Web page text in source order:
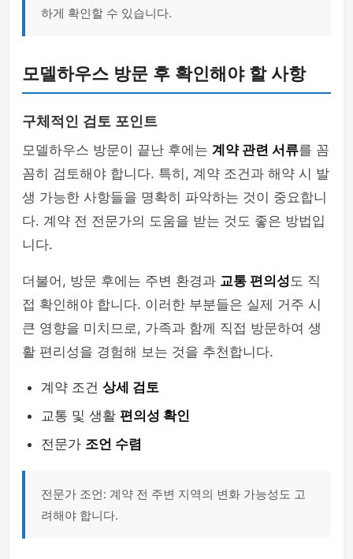
하게 확인할 수 있습니다.
모델하우스 방문 후 확인해야 할 사항
구체적인 검토 포인트
모델하우스 방문이 끝난 후에는 계약 관련 서류를 꼼
꼼히 검토해야 합니다. 특히, 계약 조건과 해약 시 발
생 가능한 사항들을 명확히 파악하는 것이 중요합니
다. 계약 전 전문가의 도움을 받는 것도 좋은 방법입
니다.
더불어, 방문 후에는 주변 환경과 교통 편의성도 직
접 확인해야 합니다. 이러한 부분들은 실제 거주 시
큰 영향을 미치므로, 가족과 함께 직접 방문하여 생
활 편리성을 경험해 보는 것을 추천합니다.
계약 조건 상세 검토
교통 및 생활 편의성 확인
전문가 조언 수렴
전문가 조언: 계약 전 주변 지역의 변화 가능성도 고
려해야 합니다.